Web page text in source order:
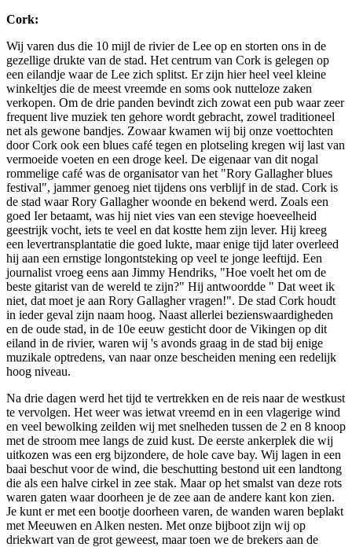
Cork:
Wij varen dus die 10 mijl de rivier de Lee op en storten ons in de
gezellige drukte van de stad. Het centrum van Cork is gelegen op
een eilandje waar de Lee zich splitst. Er zijn hier heel veel kleine
winkeltjes die de meest vreemde en soms ook nutteloze zaken
verkopen. Om de drie panden bevindt zich zowat een pub waar zeer
frequent live muziek ten gehore wordt gebracht, zowel traditioneel
net als gewone bandjes. Zowaar kwamen wij bij onze voettochten
door Cork ook een blues café tegen en plotseling kregen wij last van
vermoeide voeten en een droge keel. De eigenaar van dit nogal
rommelige café was de organisator van het "Rory Gallagher blues
festival", jammer genoeg niet tijdens ons verblijf in de stad. Cork is
de stad waar Rory Gallagher woonde en bekend werd. Zoals een
goed Ier betaamt, was hij niet vies van een stevige hoeveelheid
geestrijk vocht, iets te veel en dat kostte hem zijn lever. Hij kreeg
een levertransplantatie die goed lukte, maar enige tijd later overleed
hij aan een ernstige longontsteking op veel te jonge leeftijd. Een
journalist vroeg eens aan Jimmy Hendriks, "Hoe voelt het om de
beste gitarist van de wereld te zijn?" Hij antwoordde " Dat weet ik
niet, dat moet je aan Rory Gallagher vragen!". De stad Cork houdt
in ieder geval zijn naam hoog. Naast allerlei bezienswaardigheden
en de oude stad, in de 10e eeuw gesticht door de Vikingen op dit
eiland in de rivier, waren wij 's avonds graag in de stad bij enige
muzikale optredens, van naar onze bescheiden mening een redelijk
hoog niveau.
Na drie dagen werd het tijd te vertrekken en de reis naar de westkust
te vervolgen. Het weer was ietwat vreemd en in een vlagerige wind
en veel bewolking zeilden wij met snelheden tussen de 2 en 8 knoop
met de stroom mee langs de zuid kust. De eerste ankerplek die wij
uitkozen was een erg bijzondere, de hole cave bay. Wij lagen in een
baai beschut voor de wind, die beschutting bestond uit een landtong
die als een halve cirkel in zee stak. Maar op het smalst van deze rots
waren gaten waar doorheen je de zee aan de andere kant kon zien.
Je kunt er met een bootje doorheen varen, de wanden waren beplakt
met Meeuwen en Alken nesten. Met onze bijboot zijn wij op
driekwart van de grot geweest, maar toen we de brekers aan de